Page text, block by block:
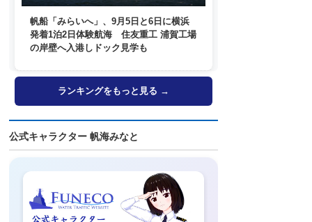
帆船「みらいへ」、9月5日と6日に横浜
発着1泊2日体験航海 住友重工 浦賀工場
の岸壁へ入港しドック見学も
ランキングをもっと見る →
公式キャラクター 帆海みなと